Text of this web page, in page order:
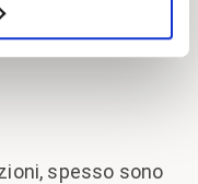
spesso sono